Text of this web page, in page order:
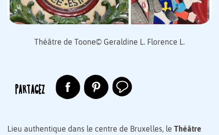
Théâtre de Toone© Geraldine L. Florence L.
PARTAGEZ
Lieu authentique dans le centre de Bruxelles, le Théâtre